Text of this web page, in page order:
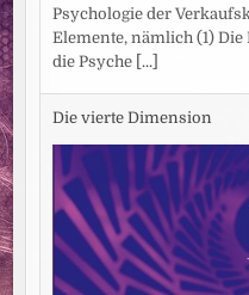
Psychologie der
Elemente, nämlich (1)
die Psyche [...]
Die vierte Dimension